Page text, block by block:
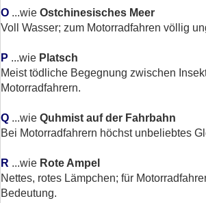
O ...wie Ostchinesisches Meer
Voll Wasser; zum Motorradfahren völlig
P ...wie Platsch
Meist tödliche Begegnung zwischen
Motorradfahrern.
Q ...wie Quhmist auf der Fahrbahn
Bei Motorradfahrern höchst unbeliebtes
R ...wie Rote Ampel
Nettes, rotes Lämpchen; für
Bedeutung.